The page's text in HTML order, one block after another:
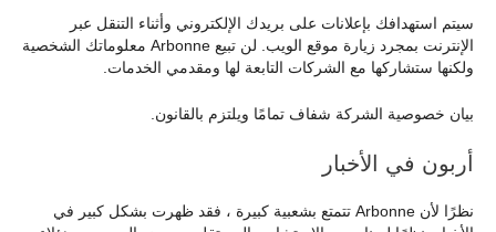
سيتم استهدافك بإعلانات على بريدك الإلكتروني وأثناء التنقل عبر
الإنترنت بمجرد زيارة موقع الويب. لن تبيع Arbonne معلوماتك الشخصية
ولكنها ستشاركها مع الشركات التابعة لها ومقدمي الخدمات.
بيان خصوصية الشركة شفاف تمامًا ويلتزم بالقانون.
أربون في الأخبار
نظرًا لأن Arbonne تتمتع بشعبية كبيرة ، فقد ظهرت بشكل كبير في